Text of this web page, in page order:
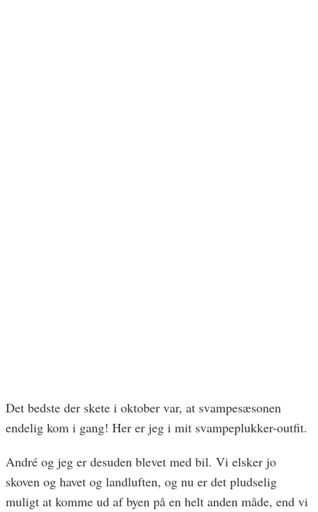
Det bedste der skete i oktober var, at svampesæsonen
endelig kom i gang! Her er jeg i mit svampeplukker-outfit.
André og jeg er desuden blevet med bil. Vi elsker jo
skoven og havet og landluften, og nu er det pludselig
muligt at komme ud af byen på en helt anden måde, end vi